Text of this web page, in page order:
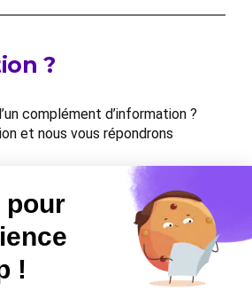
?
complément d’information ?
et nous vous répondrons